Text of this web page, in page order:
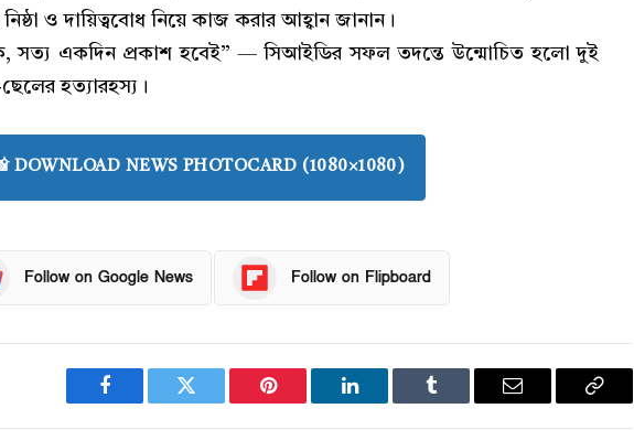
ও দায়িত্ববোধ নিয়ে কাজ করার আহ্বান জানান।
সত্য একদিন প্রকাশ হবেই” — সিআইডির সফল তদন্তে উন্মোচিত হলো দুই
হত্যারহস্য।
DOWNLOAD NEWS PHOTOCARD (1080×1080)
Follow on Google News Follow on Flipboard
Facebook Twitter Pinterest LinkedIn Tumblr Email
Copy